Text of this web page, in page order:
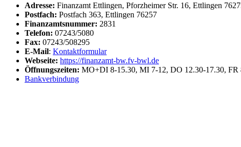
Adresse: Finanzamt Ettlingen, Pforzheimer Str. 16, Ettlingen
Postfach: Postfach 363, Ettlingen 76257
Finanzamtsnummer: 2831
Telefon: 07243/5080
Fax: 07243/508295
E-Mail: Kontaktformular
Webseite: https://finanzamt-bw.fv-bwl.de
Öffnungszeiten: MO+DI 8-15.30, MI 7-12, DO 12.30-17.30, FR
Bankverbindung